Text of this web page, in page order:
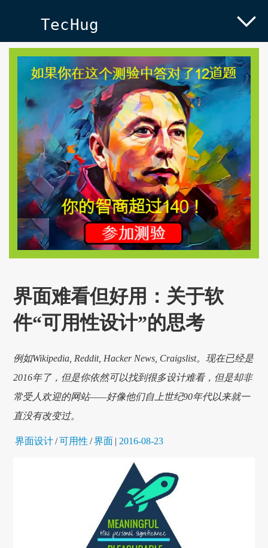
TecHug
界面难看但好用：关于软
件“可用性设计”的思考
例如Wikipedia, Reddit, Hacker News, Craigslist。现在已经是
2016年了，但是你依然可以找到很多设计难看，但是却非
常受人欢迎的网站——好像他们自上世纪90年代以来就一
直没有改变过。
界面设计/可用性 /界面 | 2016-08-23